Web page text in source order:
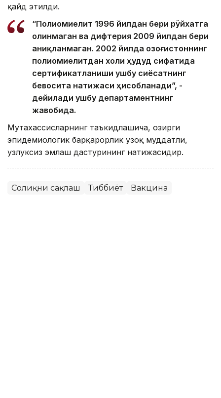
қайд этилди.
“Полиомиелит 1996 йилдан бери рўйхатга
олинмаган ва дифтерия 2009 йилдан бери
аниқланмаган. 2002 йилда Қозоғистоннинг
полиомиелитдан холи ҳудуд сифатида
сертификатланиши ушбу сиёсатнинг
бевосита натижаси ҳисобланади”, -
дейилади ушбу департаментнинг
жавобида.
Мутахассисларнинг таъкидлашича, ҳозирги
эпидемиологик барқарорлик узоқ муддатли,
узлуксиз эмлаш дастурининг натижасидир.
Соғлиқни сақлаш Тиббиёт Вакцина